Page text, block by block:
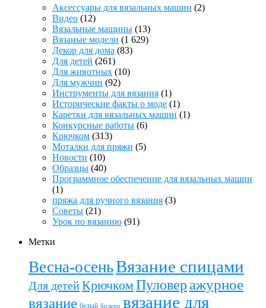
Аксессуары для вязальных машин (2)
Видео (12)
Вязальные машины (13)
Вязаные модели (1 629)
Декор для дома (83)
Для детей (261)
Для животных (10)
Для мужчин (92)
Инструменты для вязания (1)
Исторические факты о моде (1)
Каретки для вязальных машин (1)
Конкурсные работы (6)
Крючком (313)
Моталки для пряжи (5)
Новости (10)
Образцы (40)
Программное обеспечение для вязальных машин
(1)
пряжа для ручного вязания (3)
Советы (21)
Урок по вязанию (91)
Метки
Весна-осеньВязание спицами
Для детейКрючкомПуловер ажурное
вязание белый болеро вязание для